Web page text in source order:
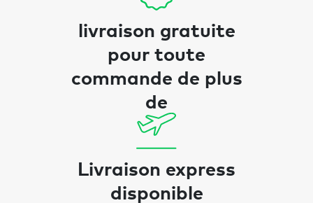
livraison gratuite
pour toute
commande de plus
de
Livraison express
disponible